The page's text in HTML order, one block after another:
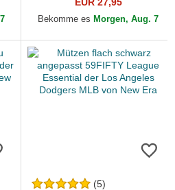
Dodgers MLB von New Era
Bekomme es Morgen, Aug. 7
(5)